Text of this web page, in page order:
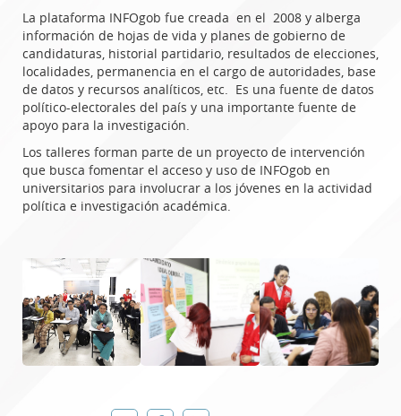
La plataforma INFOgob fue creada en el 2008 y alberga
información de hojas de vida y planes de gobierno de
candidaturas, historial partidario, resultados de elecciones,
localidades, permanencia en el cargo de autoridades, base
de datos y recursos analíticos, etc. Es una fuente de datos
político-electorales del país y una importante fuente de
apoyo para la investigación.
Los talleres forman parte de un proyecto de intervención
que busca fomentar el acceso y uso de INFOgob en
universitarios para involucrar a los jóvenes en la actividad
política e investigación académica.